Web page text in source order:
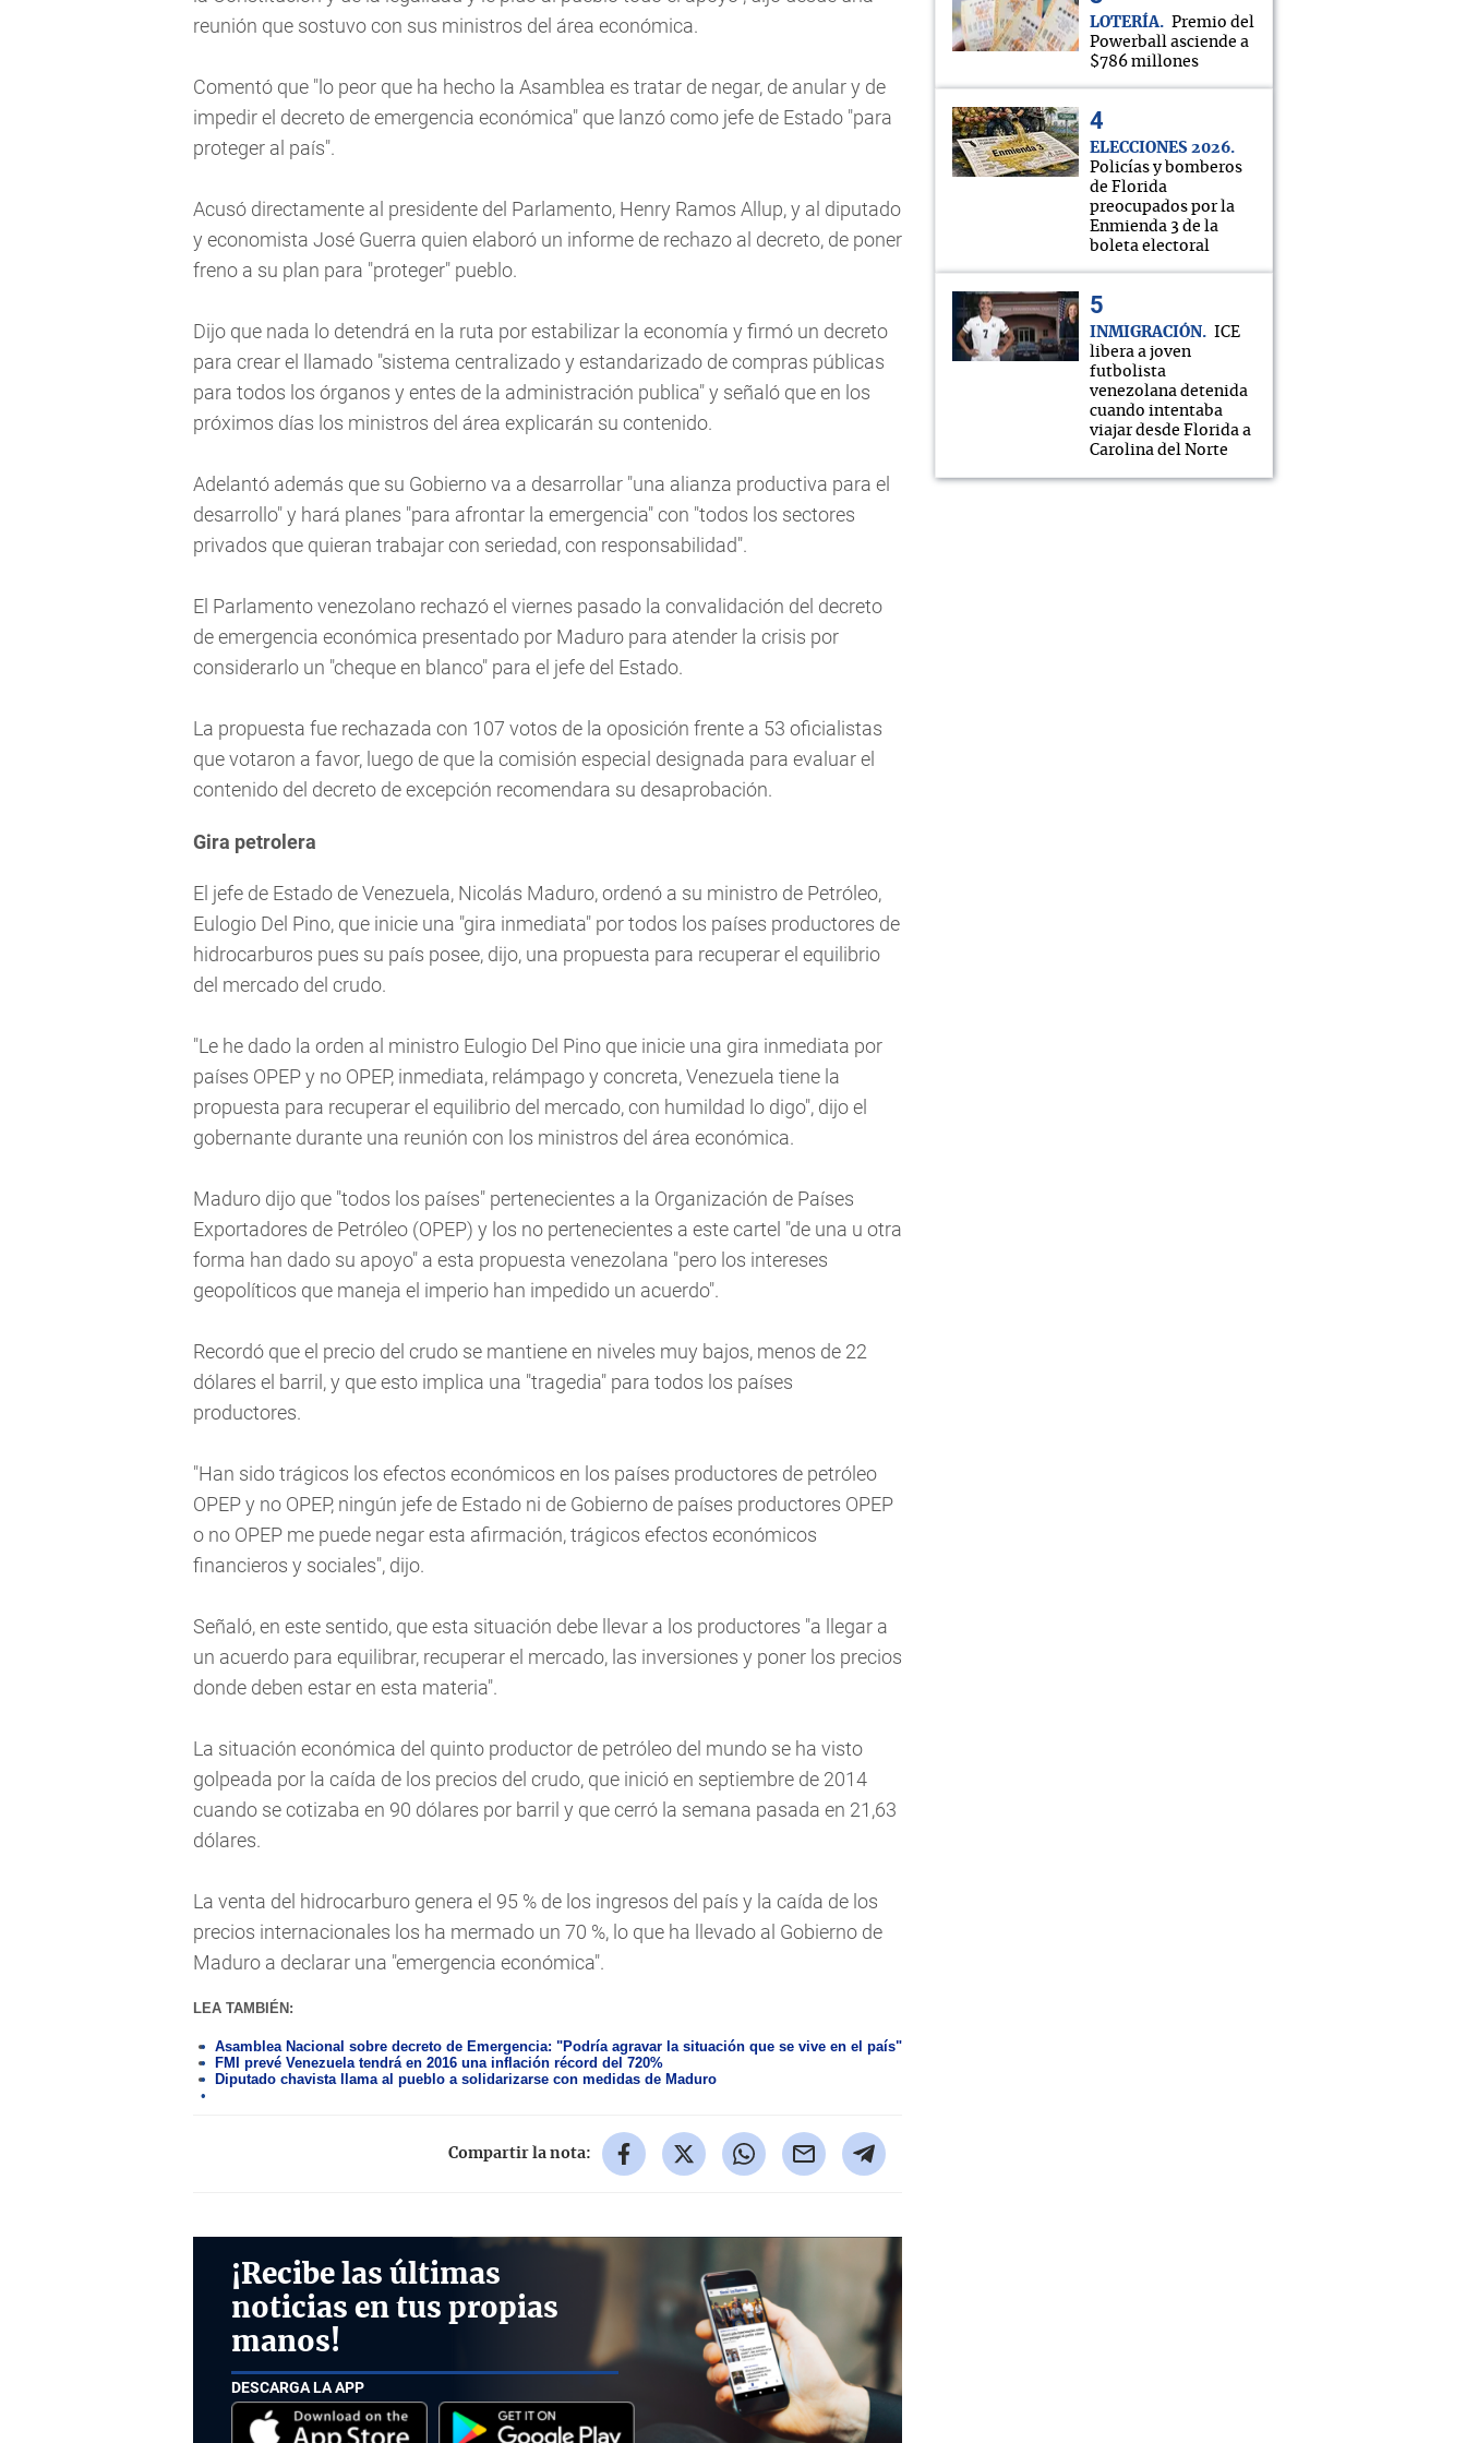
reunión que sostuvo con sus ministros del área económica.
Comentó que "lo peor que ha hecho la Asamblea es tratar de negar, de anular y de
impedir el decreto de emergencia económica" que lanzó como jefe de Estado "para
proteger al país".
Acusó directamente al presidente del Parlamento, Henry Ramos Allup, y al diputado
y economista José Guerra quien elaboró un informe de rechazo al decreto, de poner
freno a su plan para "proteger" pueblo.
Dijo que nada lo detendrá en la ruta por estabilizar la economía y firmó un decreto
para crear el llamado "sistema centralizado y estandarizado de compras públicas
para todos los órganos y entes de la administración publica" y señaló que en los
próximos días los ministros del área explicarán su contenido.
Adelantó además que su Gobierno va a desarrollar "una alianza productiva para el
desarrollo" y hará planes "para afrontar la emergencia" con "todos los sectores
privados que quieran trabajar con seriedad, con responsabilidad".
El Parlamento venezolano rechazó el viernes pasado la convalidación del decreto
de emergencia económica presentado por Maduro para atender la crisis por
considerarlo un "cheque en blanco" para el jefe del Estado.
La propuesta fue rechazada con 107 votos de la oposición frente a 53 oficialistas
que votaron a favor, luego de que la comisión especial designada para evaluar el
contenido del decreto de excepción recomendara su desaprobación.
Gira petrolera
El jefe de Estado de Venezuela, Nicolás Maduro, ordenó a su ministro de Petróleo,
Eulogio Del Pino, que inicie una "gira inmediata" por todos los países productores de
hidrocarburos pues su país posee, dijo, una propuesta para recuperar el equilibrio
del mercado del crudo.
"Le he dado la orden al ministro Eulogio Del Pino que inicie una gira inmediata por
países OPEP y no OPEP, inmediata, relámpago y concreta, Venezuela tiene la
propuesta para recuperar el equilibrio del mercado, con humildad lo digo", dijo el
gobernante durante una reunión con los ministros del área económica.
Maduro dijo que "todos los países" pertenecientes a la Organización de Países
Exportadores de Petróleo (OPEP) y los no pertenecientes a este cartel "de una u otra
forma han dado su apoyo" a esta propuesta venezolana "pero los intereses
geopolíticos que maneja el imperio han impedido un acuerdo".
Recordó que el precio del crudo se mantiene en niveles muy bajos, menos de 22
dólares el barril, y que esto implica una "tragedia" para todos los países
productores.
"Han sido trágicos los efectos económicos en los países productores de petróleo
OPEP y no OPEP, ningún jefe de Estado ni de Gobierno de países productores OPEP
o no OPEP me puede negar esta afirmación, trágicos efectos económicos
financieros y sociales", dijo.
Señaló, en este sentido, que esta situación debe llevar a los productores "a llegar a
un acuerdo para equilibrar, recuperar el mercado, las inversiones y poner los precios
donde deben estar en esta materia".
La situación económica del quinto productor de petróleo del mundo se ha visto
golpeada por la caída de los precios del crudo, que inició en septiembre de 2014
cuando se cotizaba en 90 dólares por barril y que cerró la semana pasada en 21,63
dólares.
La venta del hidrocarburo genera el 95 % de los ingresos del país y la caída de los
precios internacionales los ha mermado un 70 %, lo que ha llevado al Gobierno de
Maduro a declarar una "emergencia económica".
LEA TAMBIÉN:
Asamblea Nacional sobre decreto de Emergencia: "Podría agravar la situación que se vive en el país"
FMI prevé Venezuela tendrá en 2016 una inflación récord del 720%
Diputado chavista llama al pueblo a solidarizarse con medidas de Maduro
Compartir la nota:
¡Recibe las últimas
noticias en tus propias
manos!
DESCARGA LA APP
LOTERÍA
Premio del
Powerball asciende a
$786 millones
ELECCIONES 2026
Policías y bomberos
de Florida
preocupados por la
Enmienda 3 de la
boleta electoral
INMIGRACIÓN
ICE
libera a joven
futbolista
venezolana detenida
cuando intentaba
viajar desde Florida a
Carolina del Norte